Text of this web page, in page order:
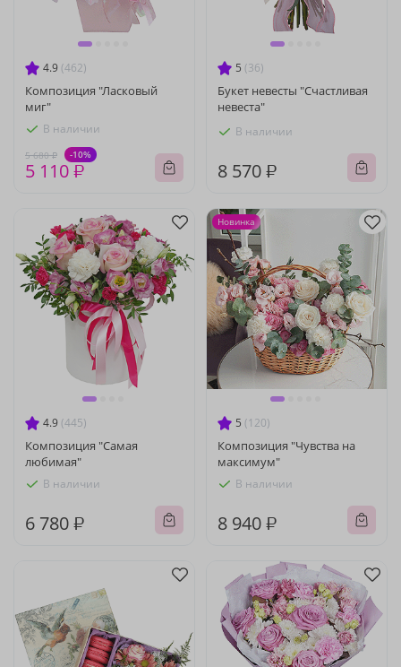
4.9 (462)
Композиция "Ласковый
миг"
В наличии
5 680 ₽ -10%
5 110 ₽
5 (36)
Букет невесты "Счастливая
невеста"
В наличии
8 570 ₽
4.9 (445)
Композиция "Самая
любимая"
В наличии
6 780 ₽
5 (120)
Композиция "Чувства на
максимум"
В наличии
8 940 ₽
Новинка